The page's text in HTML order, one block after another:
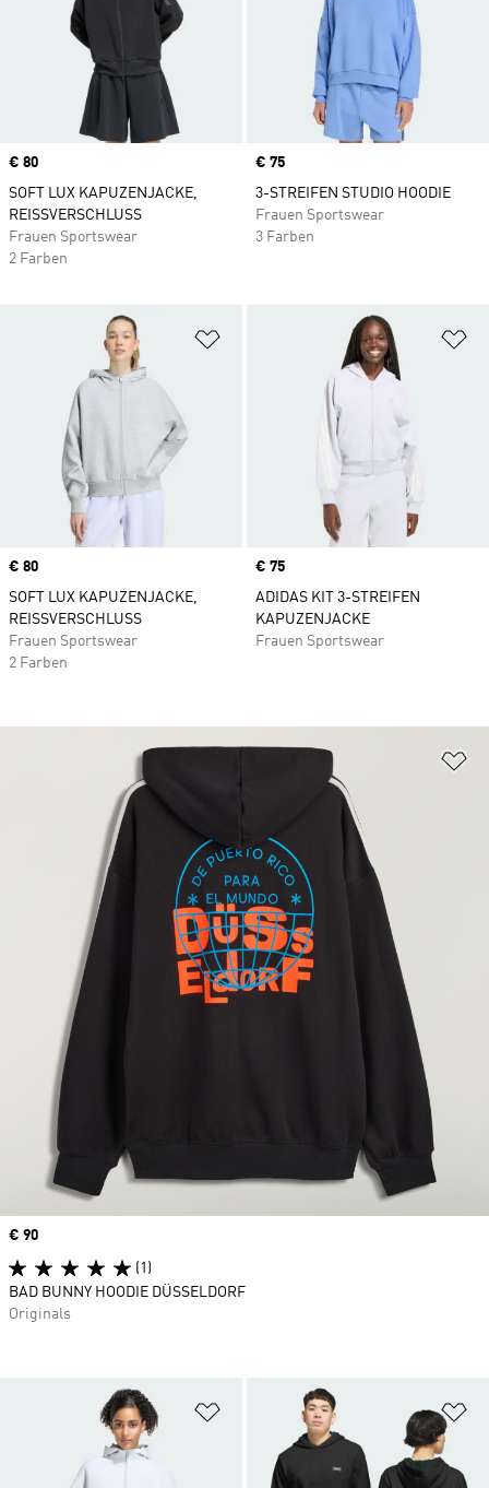
Price
€ 80
SOFT LUX KAPUZENJACKE,
REISSVERSCHLUSS
Frauen Sportswear
2 Farben
Price
€ 75
3-STREIFEN STUDIO HOODIE
Frauen Sportswear
3 Farben
Zur Wunschliste hinzufügen
Price
€ 80
SOFT LUX KAPUZENJACKE,
REISSVERSCHLUSS
Frauen Sportswear
2 Farben
Price
€ 75
ADIDAS KIT 3-STREIFEN
KAPUZENJACKE
Frauen Sportswear
Zur Wunschliste hinzufügen
Price
€ 90
(1)
BAD BUNNY HOODIE DÜSSELDORF
Originals